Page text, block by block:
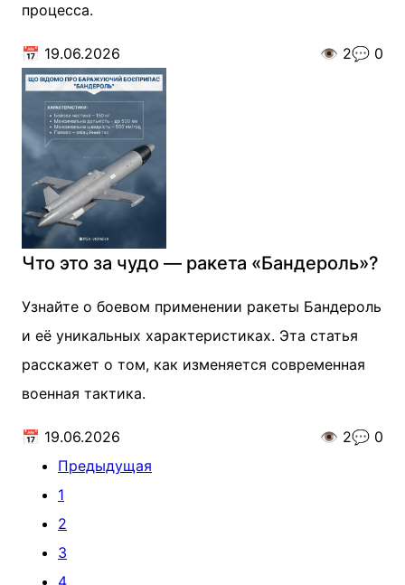
процесса.
📅 19.06.2026 👁️ 2💬 0
Что это за чудо — ракета «Бандероль»?
Узнайте о боевом применении ракеты Бандероль
и её уникальных характеристиках. Эта статья
расскажет о том, как изменяется современная
военная тактика.
📅 19.06.2026 👁️ 2💬 0
Предыдущая
1
2
3
4